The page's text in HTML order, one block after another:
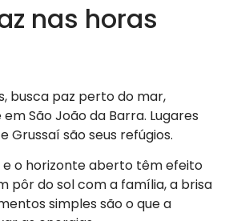
nas horas
busca paz perto do mar,
São João da Barra. Lugares
Grussaí são seus refúgios.
e o horizonte aberto têm efeito
pôr do sol com a família, a brisa
simples são o que a